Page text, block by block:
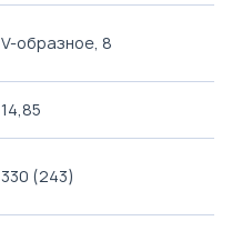
V-образное, 8
14,85
330 (243)